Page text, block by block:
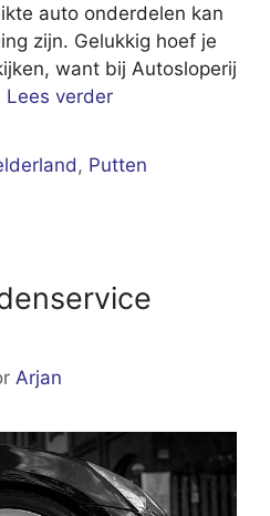
auto onderdelen kan
zijn. Gelukkig hoef je
want bij Autosloperij
Lees verder
, Putten
Arjan